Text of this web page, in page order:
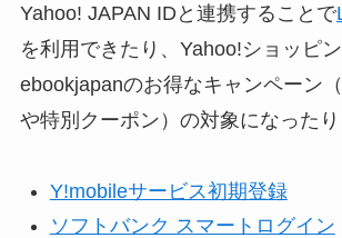
Yahoo! JAPAN IDと連携することで
を利用できたり、Yahoo!ショッピ
ebookjapanのお得なキャンペーン
や特別クーポン）の対象になったり
Y!mobileサービス初期登録
ソフトバンク スマートログイン